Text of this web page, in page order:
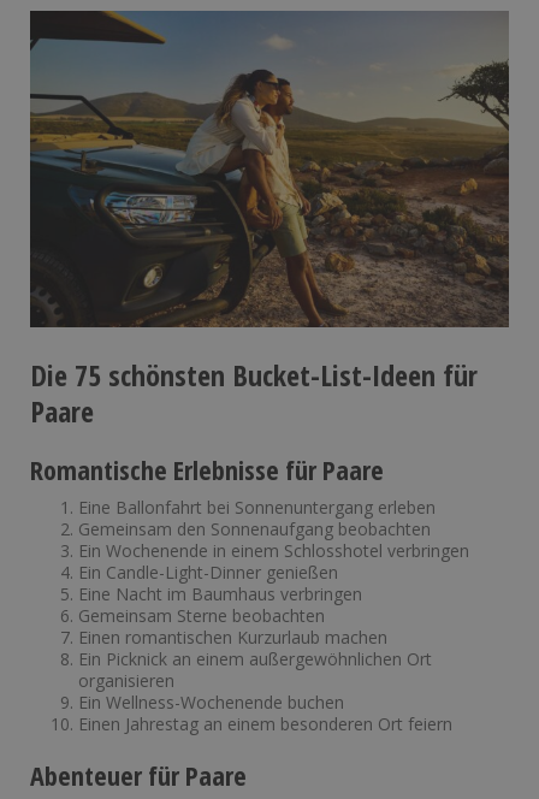
Die 75 schönsten Bucket-List-Ideen für
Paare
Romantische Erlebnisse für Paare
Eine Ballonfahrt bei Sonnenuntergang erleben
Gemeinsam den Sonnenaufgang beobachten
Ein Wochenende in einem Schlosshotel verbringen
Ein Candle-Light-Dinner genießen
Eine Nacht im Baumhaus verbringen
Gemeinsam Sterne beobachten
Einen romantischen Kurzurlaub machen
Ein Picknick an einem außergewöhnlichen Ort
organisieren
Ein Wellness-Wochenende buchen
Einen Jahrestag an einem besonderen Ort feiern
Abenteuer für Paare